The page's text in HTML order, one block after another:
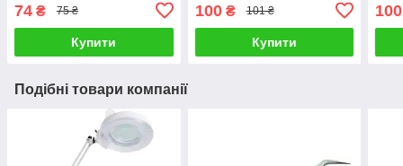
лопатка для волосся)
74 ₴ 75 ₴
Купити
нарощування
100₴ 101 ₴
Купити
100
Подібні товари компанії